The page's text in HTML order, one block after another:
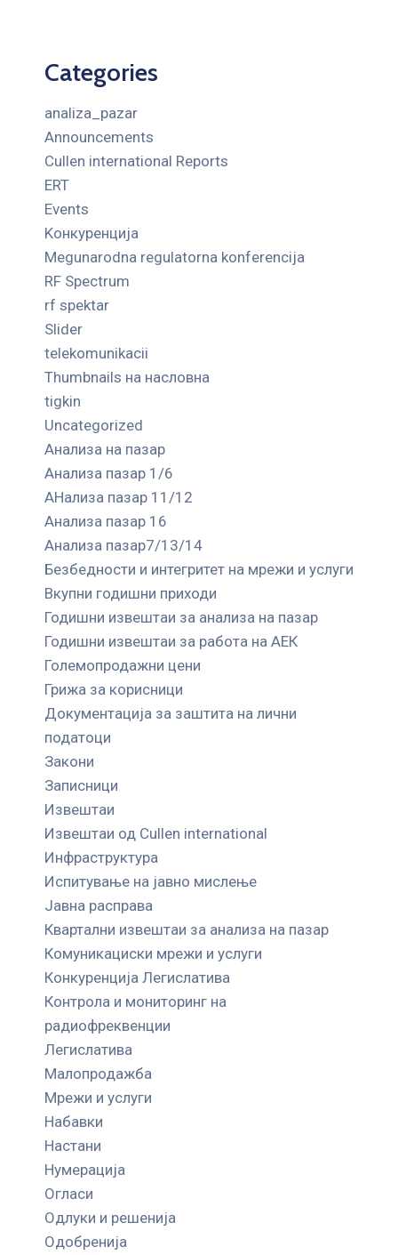
Categories
analiza_pazar
Announcements
Cullen international Reports
ERT
Events
Kонкуренција
Megunarodna regulatorna konferencija
RF Spectrum
rf spektar
Slider
telekomunikacii
Thumbnails на насловна
tigkin
Uncategorized
Анализа на пазар
Анализа пазар 1/6
АНализа пазар 11/12
Анализа пазар 16
Анализа пазар7/13/14
Безбедности и интегритет на мрежи и услуги
Вкупни годишни приходи
Годишни извештаи за анализа на пазар
Годишни извештаи за работа на АЕК
Големопродажни цени
Грижа за корисници
Документација за заштита на лични
податоци
Закони
Записници
Извештаи
Извештаи од Cullen international
Инфраструктура
Испитување на јавно мислење
Јавна расправа
Квартални извештаи за анализа на пазар
Комуникациски мрежи и услуги
Конкуренција Легислатива
Контрола и мониторинг на
радиофреквенции
Легислатива
Малопродажба
Мрежи и услуги
Набавки
Настани
Нумерација
Огласи
Одлуки и решенија
Одобренија